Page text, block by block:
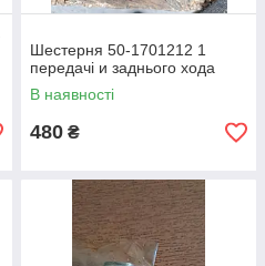
Шестерня 50-1701212 1
передачі и заднього хода
В наявності
480 ₴